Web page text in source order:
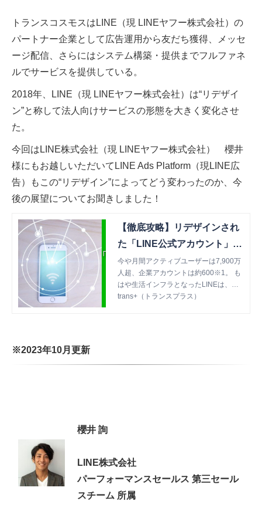
トランスコスモスはLINE（現 LINEヤフー株式会社）の
パートナー企業として広告運用から友だち獲得、メッセ
ージ配信、さらにはシステム構築・提供までフルファネ
ルでサービスを提供している。
2018年、LINE（現 LINEヤフー株式会社）は“リデザイ
ン”と称して法人向けサービスの形態を大きく変化させ
た。
今回はLINE株式会社（現 LINEヤフー株式会社） 櫻井
様にもお越しいただいてLINE Ads Platform（現LINE広
告）もこの“リデザイン”によってどう変わったのか、今
後の展望についてお聞きしました！
【徹底攻略】リデザインされ
た「LINE公式アカウント」、
新プランの費用やメッセージ
配信のポイントとは？ | trans
+（トランスプラス）
今や月間アクティブユーザーは7,900万
人超、企業アカウントは約600※1。 も
はや生活インフラとなったLINEは、企
業とユーザーを繋げる重要なツールのひ
trans+（トランスプラス）
※2023年10月更新
櫻井 詢
LINE株式会社
パーフォーマンスセールス 第三セール
スチーム 所属